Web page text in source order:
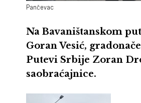
Pančevac
Na Bavaništanskom
Goran Vesić,
Putevi Srbije Zoran
saobraćajnice.